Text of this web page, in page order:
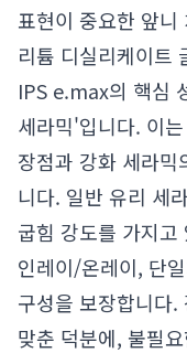
표현이 중요한 앞
리튬 디실리케이트
IPS e.max의 핵심
세라믹'입니다. 이
장점과 강화 세라믹
니다. 일반 유리 세
굽힘 강도를 가지
인레이/온레이, 단
구성을 보장합니다
맞춘 덕분에, 불필